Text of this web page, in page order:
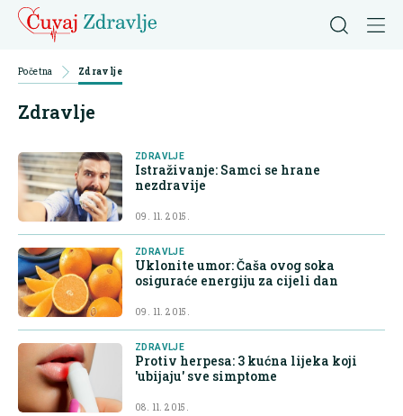
Početna Zdravlje
Zdravlje
ZDRAVLJE
Istraživanje: Samci se hrane
nezdravije
09. 11. 2015.
ZDRAVLJE
Uklonite umor: Čaša ovog soka
osiguraće energiju za cijeli dan
09. 11. 2015.
ZDRAVLJE
Protiv herpesa: 3 kućna lijeka koji
'ubijaju' sve simptome
08. 11. 2015.